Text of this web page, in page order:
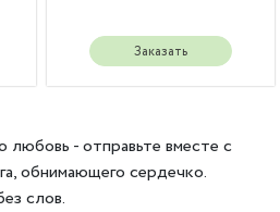
Заказать
- отправьте вместе с
обнимающего сердечко.
слов.